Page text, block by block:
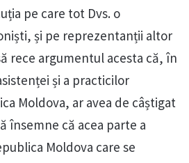
pe care tot Dvs. o
și pe reprezentanții altor
rece argumentul acesta că, în
și a practicilor
Moldova, ar avea de câștigat
însemne că acea parte a
Moldova care se